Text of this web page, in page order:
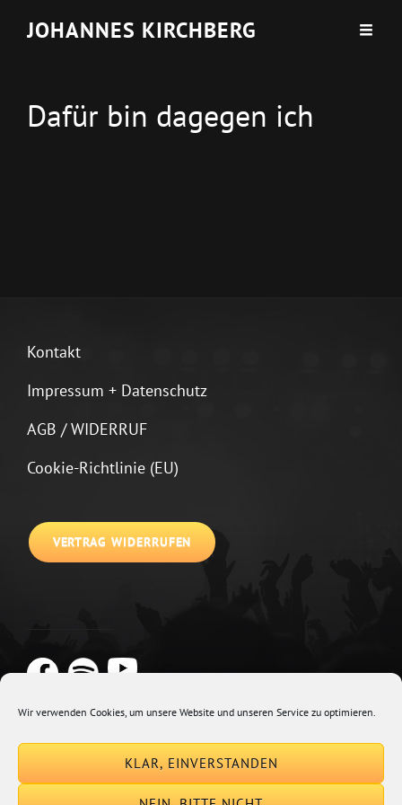
Wir verwenden Cookies, um unsere Website und unseren Service zu optimieren.
KLAR, EINVERSTANDEN
JOHANNES KIRCHBERG
Dafür bin dagegen ich
Kontakt
Impressum + Datenschutz
AGB / WIDERRUF
Cookie-Richtlinie (EU)
VERTRAG WIDERRUFEN
Euphony By Catch Themes